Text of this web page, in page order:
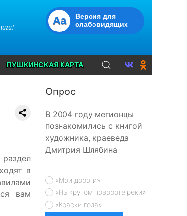
Aa
Версия для
слабовидящих
ПУШКИНСКАЯ КАРТА
в
вам
Опрос
В 2004 году мегионцы
познакомились с книгой
художника, краеведа
Дмитрия Шлябина
«Мои дороги»
«На крутом повороте реки»
«Краски года»